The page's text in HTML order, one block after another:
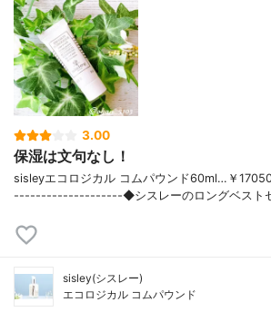
3.00
保湿は文句なし！
sisleyエコロジカル コムパウンド60ml…￥
--------------------◆シスレーのロングベスト
sisley(シスレー)
エコロジカル コムパウンド